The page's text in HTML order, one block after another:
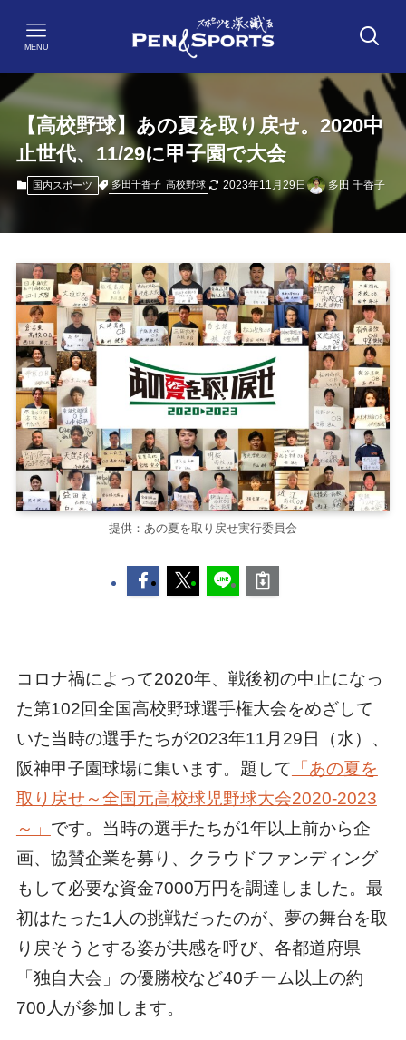
MENU
【高校野球】あの夏を取り戻せ。2020中
止世代、11/29に甲子園で大会
国内スポーツ 多田千香子 高校野球 2023年11月29日 多田 千香子
提供：あの夏を取り戻せ実行委員会
コロナ禍によって2020年、戦後初の中止になっ
た第102回全国高校野球選手権大会をめざして
いた当時の選手たちが2023年11月29日（水）、
阪神甲子園球場に集います。題して 「あの夏を
取り戻せ～全国元高校球児野球大会2020‐2023
～」 です。当時の選手たちが1年以上前から企
画、協賛企業を募り、クラウドファンディング
もして必要な資金7000万円を調達しました。最
初はたった1人の挑戦だったのが、夢の舞台を取
り戻そうとする姿が共感を呼び、各都道府県
「独自大会」の優勝校など40チーム以上の約
700人が参加します。